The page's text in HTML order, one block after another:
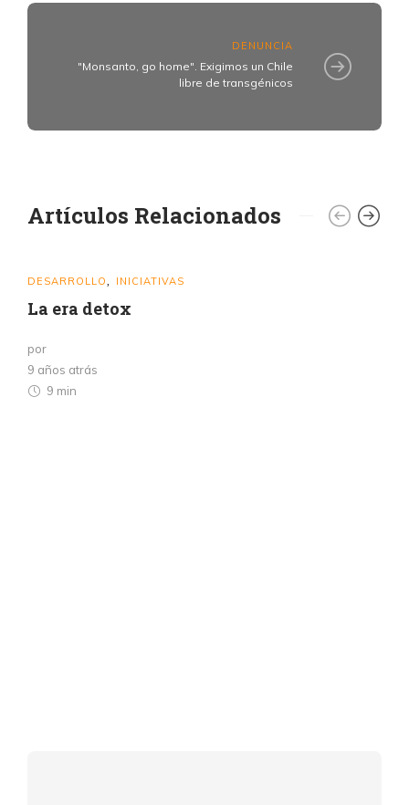
DENUNCIA
"Monsanto, go home". Exigimos un Chile
libre de transgénicos
Artículos Relacionados
DESARROLLO INICIATIVAS
La era detox
por
9 años atrás
9 min